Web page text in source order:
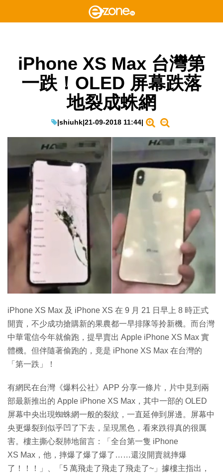
iPhone XS Max 台灣第
一跌！OLED 屏幕跌落
地裂成蛛網
|shiuhk|21-09-2018 11:44|
iPhone XS Max 及 iPhone XS 在 9 月 21 日早上 8 時正式
開賣，不少成功搶購新的果農都一早排隊等拎新機。而台灣
中華電信今年就偷跑，提早賣出 Apple iPhone XS Max 實
體機。但伴隨著偷跑的，竟是 iPhone XS Max 在台灣的
「第一跌」！
有網民在台灣《爆料公社》APP 分享一條片，片中見到兩
部最新推出的 Apple iPhone XS Max，其中一部的 OLED
屏幕中央出現蜘蛛網一般的裂紋，一直延伸到屏邊。屏幕中
央更爆裂到似乎凹了下去，呈現黑色，看來跌得真的很厲
害。樓主撕心裂肺地留言：「全台第一隻 iPhone
XS Max，他，摔爆了爆了爆了……還沒開賣就摔爆
了！！！」、「5 萬飛走了飛走了飛走了~」據樓主指出，